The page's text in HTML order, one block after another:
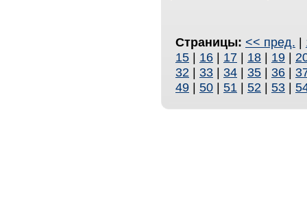
Страницы: << пред. |
15 | 16 | 17 | 18 | 19 |
32 | 33 | 34 | 35 | 36 |
49 | 50 | 51 | 52 | 53 |